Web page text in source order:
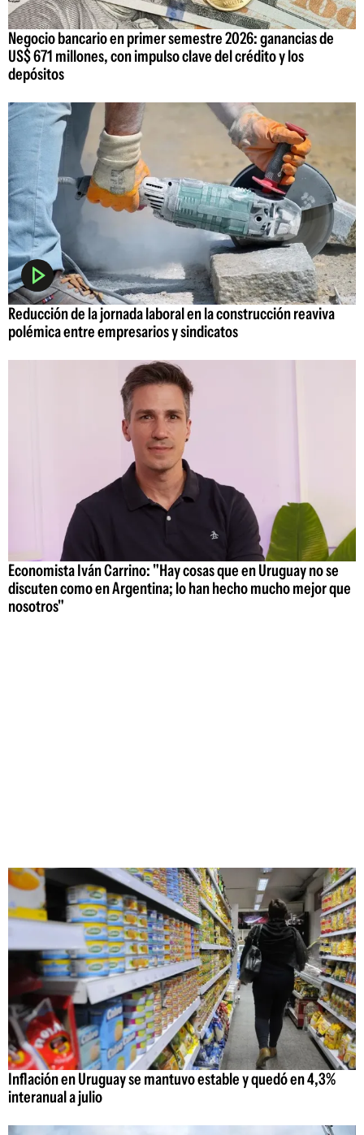
Negocio bancario en primer semestre 2026: ganancias de
US$ 671 millones, con impulso clave del crédito y los
depósitos
Reducción de la jornada laboral en la construcción reaviva
polémica entre empresarios y sindicatos
Economista Iván Carrino: "Hay cosas que en Uruguay no se
discuten como en Argentina; lo han hecho mucho mejor que
nosotros"
Inflación en Uruguay se mantuvo estable y quedó en 4,3%
interanual a julio